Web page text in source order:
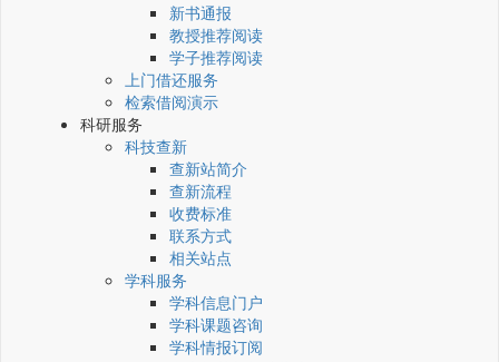
新书通报
教授推荐阅读
学子推荐阅读
上门借还服务
检索借阅演示
科研服务
科技查新
查新站简介
查新流程
收费标准
联系方式
相关站点
学科服务
学科信息门户
学科课题咨询
学科情报订阅